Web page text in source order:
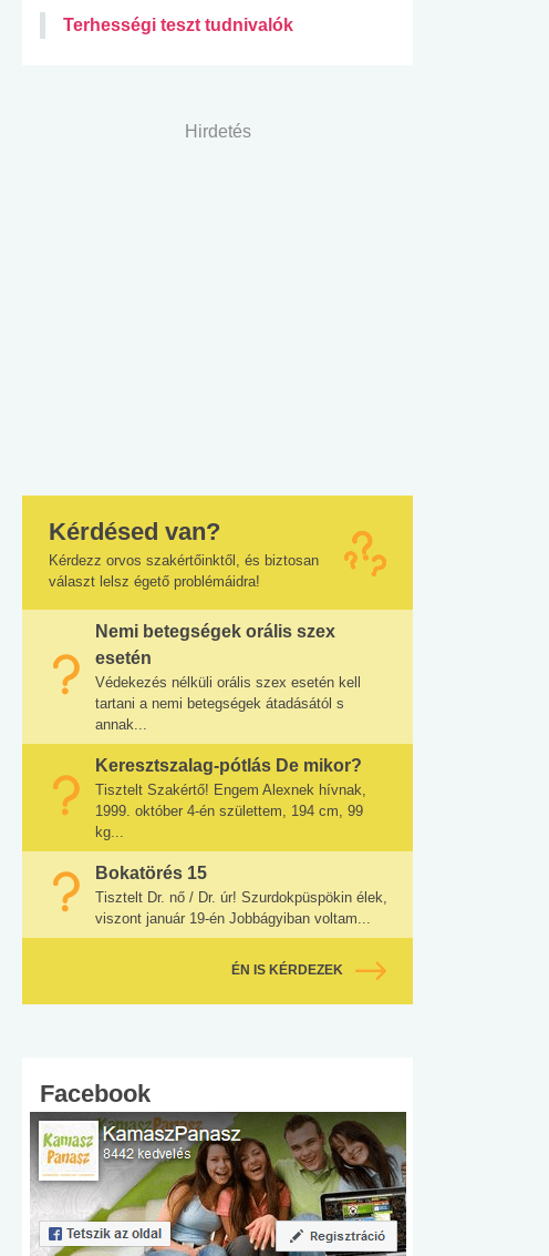
Terhességi teszt tudnivalók
Hirdetés
Kérdésed van?
Kérdezz orvos szakértőinktől, és biztosan
választ lelsz égető problémáidra!
Nemi betegségek orális szex
esetén
Védekezés nélküli orális szex esetén kell
tartani a nemi betegségek átadásától s
annak...
Keresztszalag-pótlás De mikor?
Tisztelt Szakértő! Engem Alexnek hívnak,
1999. október 4-én születtem, 194 cm, 99
kg...
Bokatörés 15
Tisztelt Dr. nő / Dr. úr! Szurdokpüspökin élek,
viszont január 19-én Jobbágyiban voltam...
ÉN IS KÉRDEZEK
Facebook